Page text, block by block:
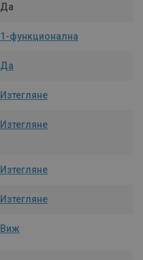
Да
1-функционална
Да
Изтегляне
Изтегляне
Изтегляне
Изтегляне
Виж